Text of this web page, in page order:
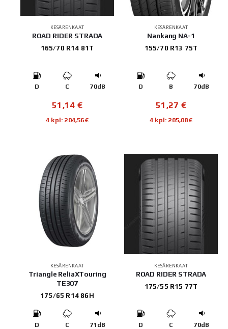
KESÄRENKAAT
ROAD RIDER STRADA
165/70 R14 81T
D C 70dB
51,14 €
4 kpl: 204,56€
KESÄRENKAAT
Nankang NA-1
155/70 R13 75T
D B 70dB
51,27 €
4 kpl: 205,08€
KESÄRENKAAT
Triangle ReliaXTouring
TE307
175/65 R14 86H
D C 71dB
KESÄRENKAAT
ROAD RIDER STRADA
175/55 R15 77T
D C 70dB